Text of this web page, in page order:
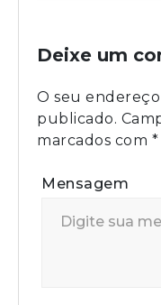
Deixe um
O seu
publicado.
marcados com *
Mensagem